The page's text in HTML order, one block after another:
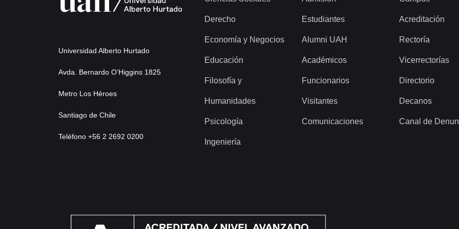
Universidad Alberto Hurtado
Avda. Bernardo O’Higgins 1825
Metro Los Héroes
Santiago de Chile
Teléfono +56 2 2692 0200
Derecho
Economía y Negocios
Educación
Filosofía y
Humanidades
Psicología
Ingeniería
Estudiantes
Alumni UAH
Académicos
Funcionarios
Visitantes
Comunicaciones
Acreditación
Rectoría
Vicerrectorías
Directorio
Decanos
Canal de